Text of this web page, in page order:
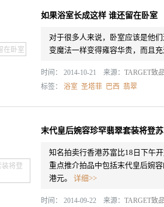
如果浴室长成这样 谁还留在卧室
对于很多人来说，卧室应该是他
变魔法一样变得雍容华贵，而且
时间： 2014-10-21 来源： TARGET致
标签： 浴室 圣塔菲 巴西 翡翠
末代皇后婉容珍罕翡翠套装将登
知名拍卖行香港苏富比18日下午
重点推介拍品中包括末代皇后婉
港元。 详细>>
时间： 2014-09-22 来源： TARGET致